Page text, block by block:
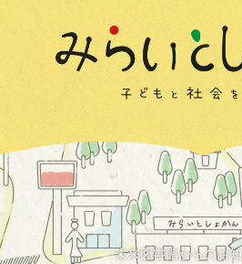
未来図書館からのお